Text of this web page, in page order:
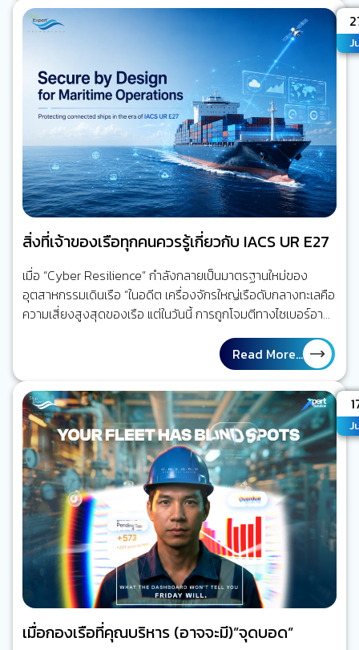
เสี่ยงกำลังก่อตัว ใจความสำคัญ คุณค่าของ Maritime AI
CCTV ไม่ได้อยู่ที่การมีกล้องมากขึ้น แต่อยู่ที่การลดเวลาจาก
“เหตุการณ์ที่จะเกิดขึ้น” ไปสู่ “คนที่เกี่ยวข้องรับรู้ได้เร็วขึ้นและรีบ
ลงมือจัดการ” ความเสี่ยงนั้น นี่คือจุดเปลี่ยนจาก Video
Recording…
สิ่งที่เจ้าของเรือทุกคนควรรู้เกี่ยวกับ IACS UR E27
เมื่อ “Cyber Resilience” กำลังกลายเป็นมาตรฐานใหม่ของ
อุตสาหกรรมเดินเรือ “ในอดีต เครื่องจักรใหญ่เรือดับกลางทะเลคือ
ความเสี่ยงสูงสุดของเรือ แต่ในวันนี้ การถูกโจมตีทางไซเบอร์อาจ
สร้างผลกระทบได้ไม่ต่างกัน” โลกของการเดินเรือกำลังเปลี่ยนไป
ลองย้อนกลับไปเมื่อ 20 ปีก่อน ระบบส่วนใหญ่บนเรือทำงานแยก
จากกันแทบทั้งหมด เครื่องจักรใหญ่ทำงานของมัน ระบบเดินเรือ
ทำงานของมัน ระบบสื่อสารก็เป็นอีกระบบหนึ่ง การเชื่อมต่อกับฝั่ง
มีเพียงโทรศัพท์ดาวเทียมหรืออีเมลความเร็วต่ำ แต่วันนี้ ทุกอย่าง
เปลี่ยนไปแล้ว เรือหนึ่งลำอาจมีระบบดิจิทัลมากกว่าร้อยระบบที่
เชื่อมโยงถึงกัน ระบบบริหารจัดการเรือ และระบบวางแผนซ่อม
บำรุง (ERP) ระบบ AI CCTV ระบบติดตามเรือ (Ship…
Read More...
เมื่อกองเรือที่คุณบริหาร (อาจจะมี)”จุดบอด”